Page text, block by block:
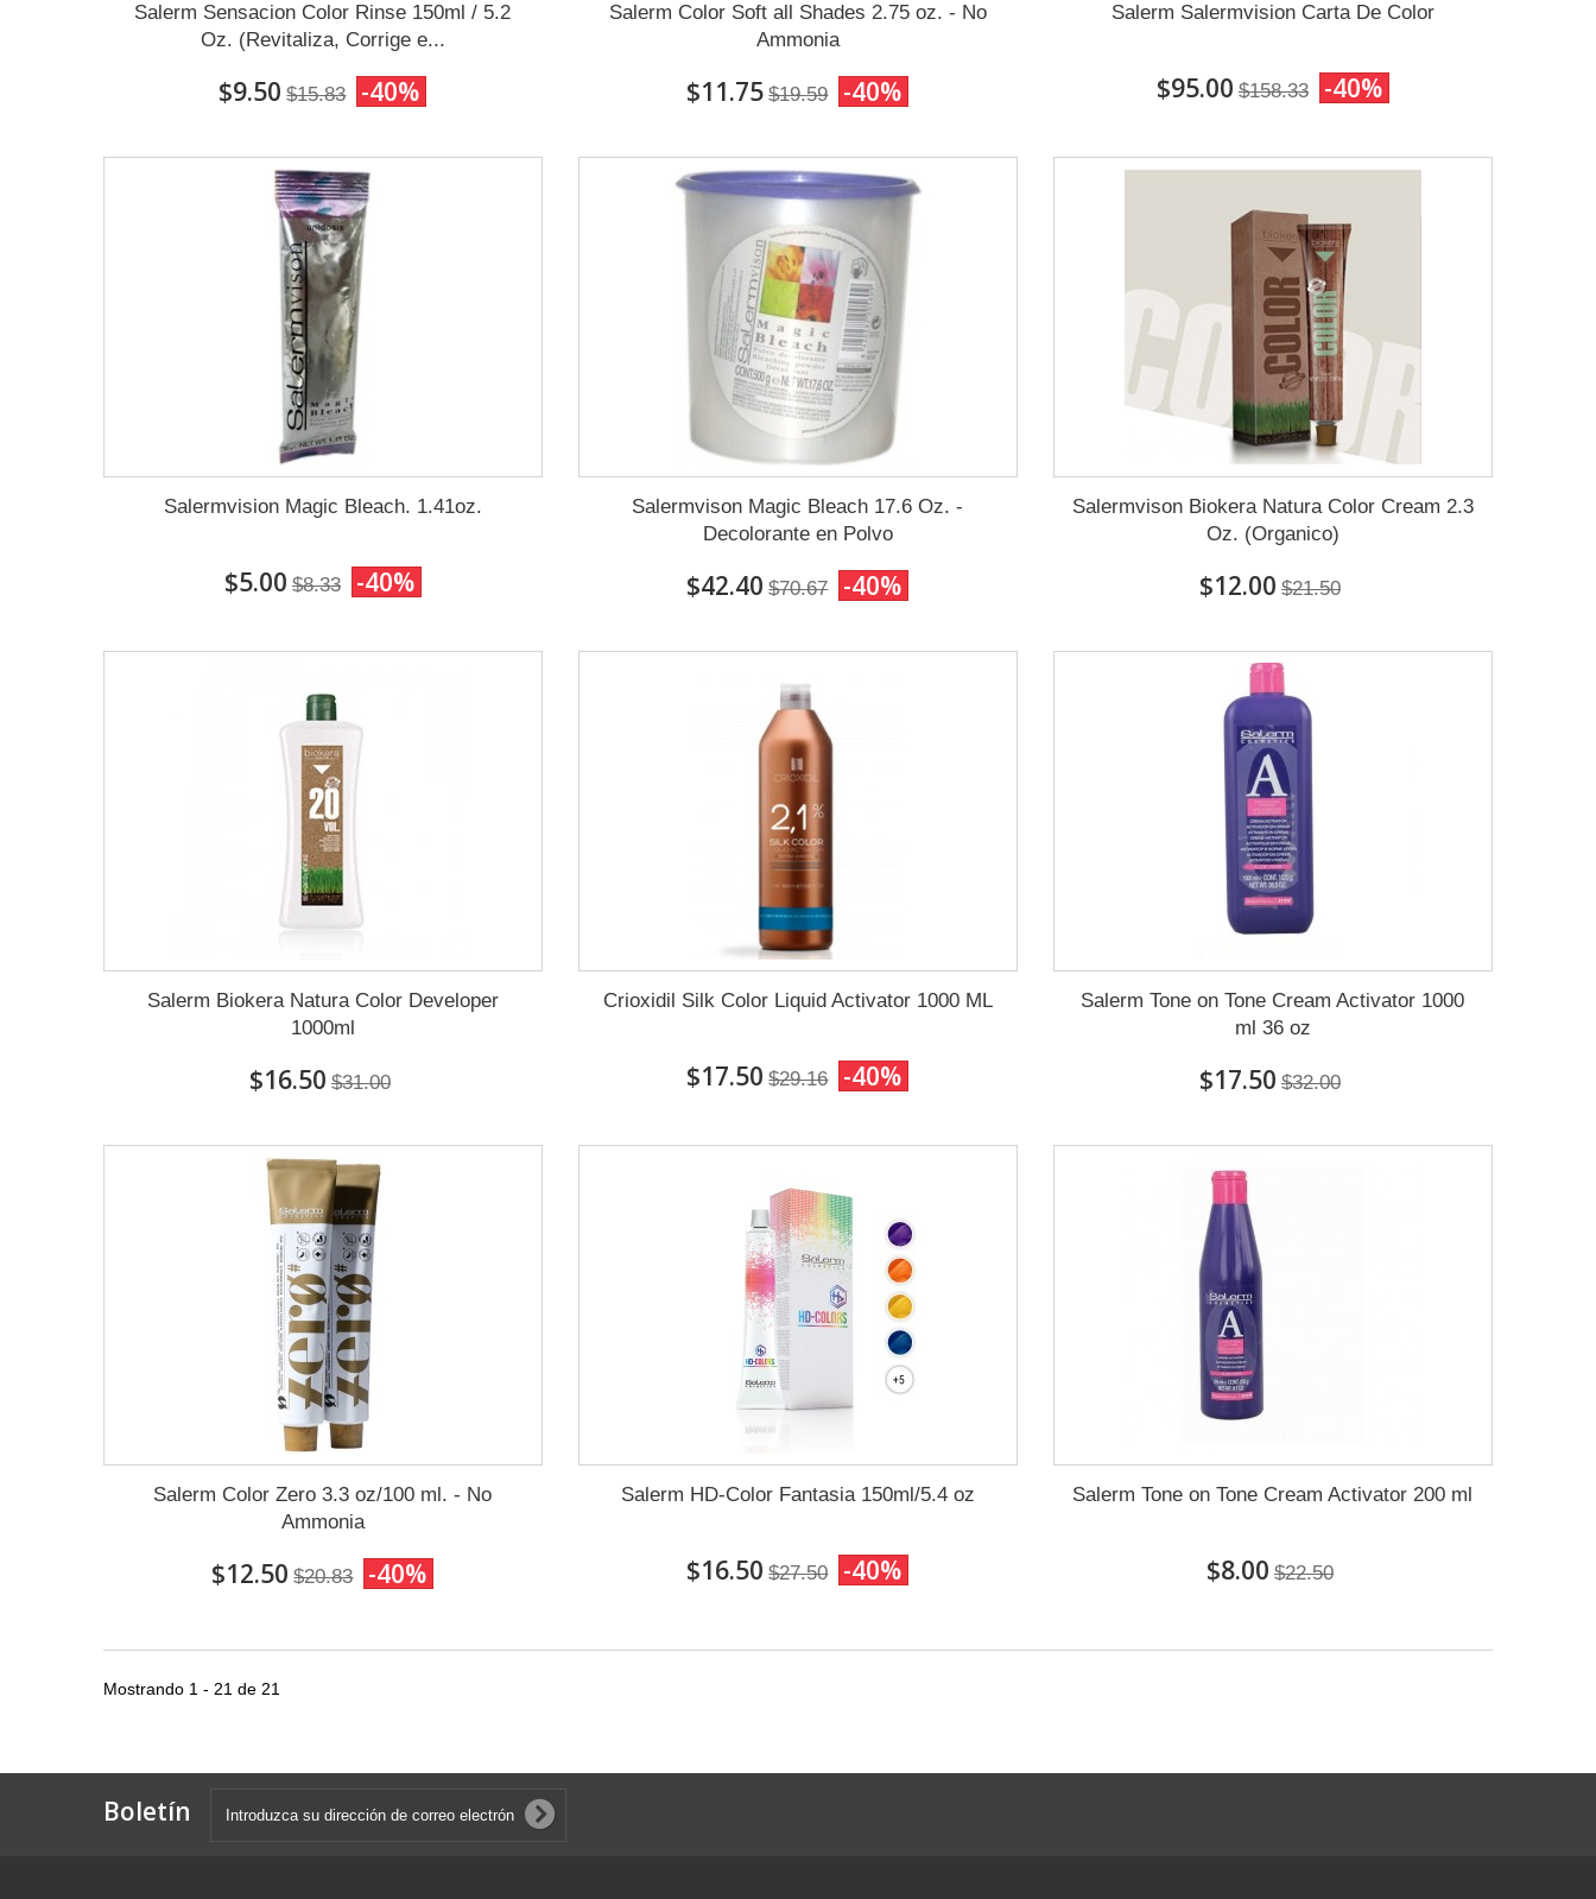
Salerm Sensacion Color Rinse 150ml / 5.2
Oz. (Revitaliza, Corrige e...
$9.50 $15.83 -40%
Salerm Color Soft all Shades 2.75 oz. - No
Ammonia
$11.75 $19.59 -40%
Salerm Salermvision Carta De Color
$95.00 $158.33 -40%
Salermvision Magic Bleach. 1.41oz.
$5.00 $8.33 -40%
Salermvison Magic Bleach 17.6 Oz. -
Decolorante en Polvo
$42.40 $70.67 -40%
Salermvison Biokera Natura Color Cream 2.3
Oz. (Organico)
$12.00 $21.50
Salerm Biokera Natura Color Developer
1000ml
$16.50 $31.00
Crioxidil Silk Color Liquid Activator 1000 ML
$17.50 $29.16 -40%
Salerm Tone on Tone Cream Activator 1000
ml 36 oz
$17.50 $32.00
Salerm Color Zero 3.3 oz/100 ml. - No
Ammonia
$12.50 $20.83 -40%
Salerm HD-Color Fantasia 150ml/5.4 oz
$16.50 $27.50 -40%
Salerm Tone on Tone Cream Activator 200 ml
$8.00 $22.50
Mostrando 1 - 21 de 21
Boletín